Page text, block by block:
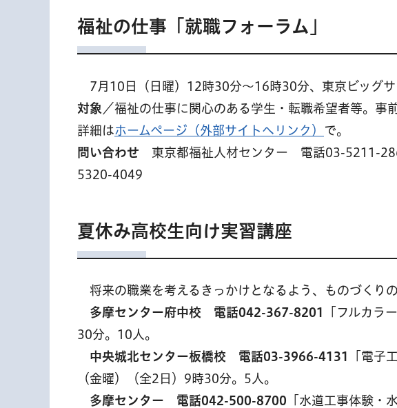
福祉の仕事「就職フォーラム」
7 月10日（日曜）12時30分～16時30分、東京ビッグ
対象 ／福祉の仕事に関心のある学生・転職希望者等。事
詳細はホームページ（外部サイトへリンク）
で。
問い合わせ 東京都福祉人材センター 電話03-5211-
5320-4049
夏休み高校生向け実習講座
将来の職業を考えるきっかけとなるよう、ものづくり
多摩センター府中校 電話042-367-8201
「フルカラ
30分。10人。
中央城北センター板橋校 電話03-3966-4131
「電子
（金曜）（全2日）9時30分。5人。
多摩センター 電話042-500-8700 「水道工事体験・